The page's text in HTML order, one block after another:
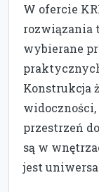
W ofercie
rozwiązania
wybierane
Konstrukcja
widoczności,
przestrzeń
są w
jest